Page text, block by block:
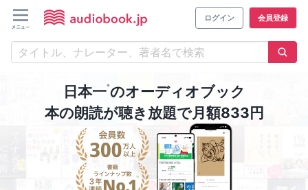
ログイン 会員登録
日本一※のオーディオブック
本の朗読が聴き放題で月額833円